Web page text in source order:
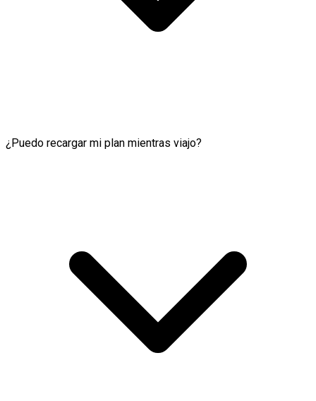
¿Puedo recargar mi plan mientras viajo?